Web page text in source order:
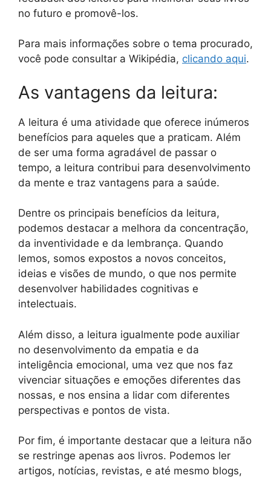
no futuro e promovê-los.
Para mais informações sobre o tema procurado,
você pode consultar a Wikipédia, clicando aqui.
As vantagens da leitura:
A leitura é uma atividade que oferece inúmeros
benefícios para aqueles que a praticam. Além
de ser uma forma agradável de passar o
tempo, a leitura contribui para desenvolvimento
da mente e traz vantagens para a saúde.
Dentre os principais benefícios da leitura,
podemos destacar a melhora da concentração,
da inventividade e da lembrança. Quando
lemos, somos expostos a novos conceitos,
ideias e visões de mundo, o que nos permite
desenvolver habilidades cognitivas e
intelectuais.
Além disso, a leitura igualmente pode auxiliar
no desenvolvimento da empatia e da
inteligência emocional, uma vez que nos faz
vivenciar situações e emoções diferentes das
nossas, e nos ensina a lidar com diferentes
perspectivas e pontos de vista.
Por fim, é importante destacar que a leitura não
se restringe apenas aos livros. Podemos ler
artigos, notícias, revistas, e até mesmo blogs,